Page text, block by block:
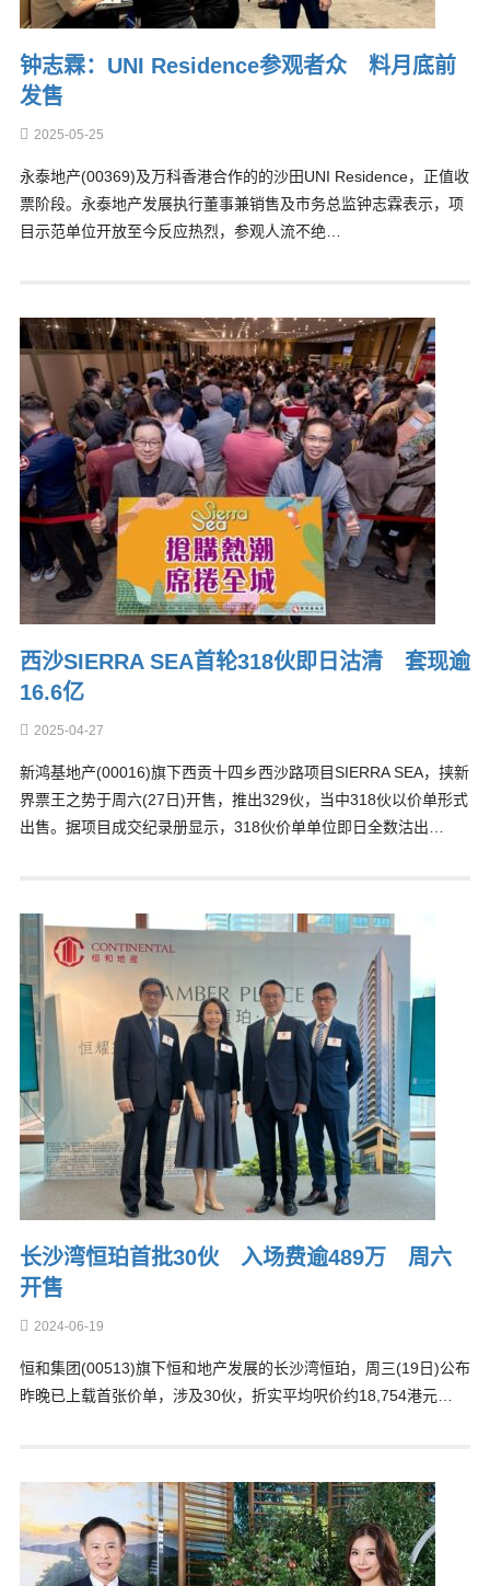
钟志霖：UNI Residence参观者众 料月底前
发售
2025-05-25
永泰地产(00369)及万科香港合作的的沙田UNI Residence，正值收
票阶段。永泰地产发展执行董事兼销售及市务总监钟志霖表示，项
目示范单位开放至今反应热烈，参观人流不绝…
西沙SIERRA SEA首轮318伙即日沽清 套现逾
16.6亿
2025-04-27
新鸿基地产(00016)旗下西贡十四乡西沙路项目SIERRA SEA，挟新
界票王之势于周六(27日)开售，推出329伙，当中318伙以价单形式
出售。据项目成交纪录册显示，318伙价单单位即日全数沽出…
长沙湾恒珀首批30伙 入场费逾489万 周六
开售
2024-06-19
恒和集团(00513)旗下恒和地产发展的长沙湾恒珀，周三(19日)公布
昨晚已上载首张价单，涉及30伙，折实平均呎价约18,754港元…